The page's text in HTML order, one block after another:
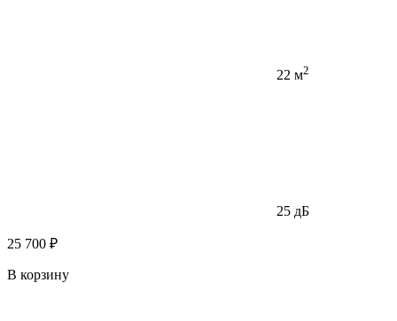
22 м2
25 дБ
25 700 ₽
В корзину